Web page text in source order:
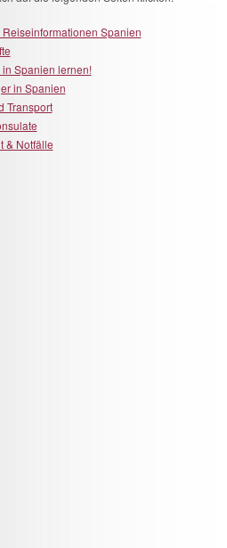
Reiseinformationen Spanien
Spanien lernen!
in Spanien
Transport
& Notfälle